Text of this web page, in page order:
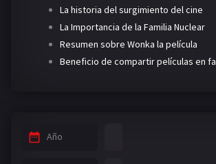
La historia del surgimiento del cine
La Importancia de la Familia Nuclear
Resumen sobre Wonka la película
Beneficio de compartir películas en
Año